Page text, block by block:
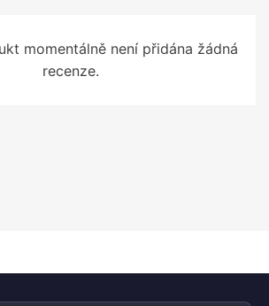
momentálně není přidána žádná
recenze.